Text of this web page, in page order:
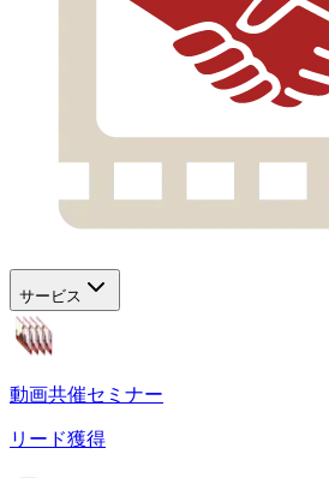
サービス
動画共催セミナー
リード獲得